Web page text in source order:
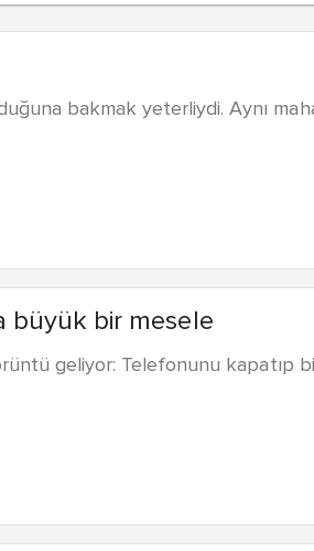
bakmak yeterliydi. Aynı
büyük bir mesele
geliyor: Telefonunu kapatıp